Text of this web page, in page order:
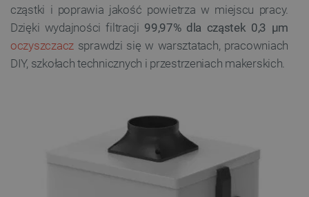
cząstki i poprawia jakość powietrza w miejscu pracy.
Dzięki wydajności filtracji 99,97% dla cząstek 0,3 µm
oczyszczacz sprawdzi się w warsztatach, pracowniach
DIY, szkołach technicznych i przestrzeniach makerskich.